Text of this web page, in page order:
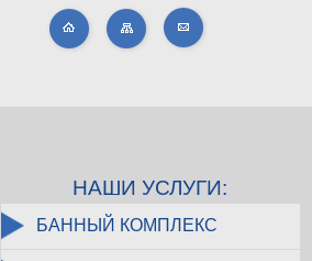
НАШИ УСЛУГИ:
БАННЫЙ КОМПЛЕКС